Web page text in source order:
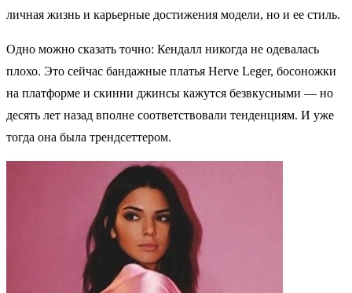
личная жизнь и карьерные достижения модели, но и ее стиль.
Одно можно сказать точно: Кендалл никогда не одевалась
плохо. Это сейчас бандажные платья Herve Leger, босоножки
на платформе и скинни джинсы кажутся безвкусными — но
десять лет назад вполне соответствовали тенденциям. И уже
тогда она была трендсеттером.